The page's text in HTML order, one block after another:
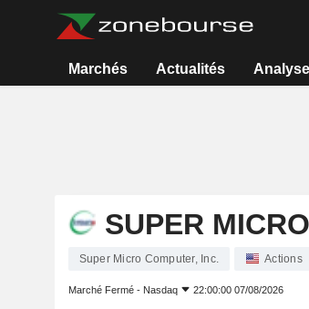
Marchés Actualités
SUPER
Super Micro Computer, Inc. Actions
Marché Fermé - Nasdaq 22:00:00 07/08/2026